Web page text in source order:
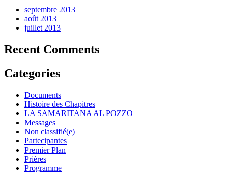
septembre 2013
août 2013
juillet 2013
Recent Comments
Categories
Documents
Histoire des Chapitres
LA SAMARITANA AL POZZO
Messages
Non classifié(e)
Partecipantes
Premier Plan
Prières
Programme